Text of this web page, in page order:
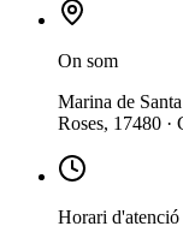
On som
Marina de
Roses, 17480 ·
Horari d'atenció